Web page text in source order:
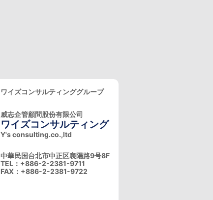
ワイズコンサルティンググループ
威志企管顧問股份有限公司
ワイズコンサルティング
Y's consulting.co.,ltd
中華民国台北市中正区襄陽路9号8F
TEL：+886-2-2381-9711
FAX：+886-2-2381-9722